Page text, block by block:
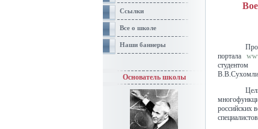
Ссылки
Все о школе
Наши баннеры
Основатель школы
портала
российских